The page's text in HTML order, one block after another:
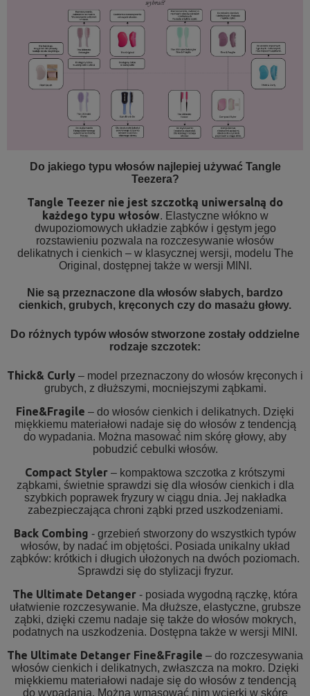
Do jakiego typu włosów najlepiej używać Tangle
Teezera?
Tangle Teezer nie jest szczotką uniwersalną do
każdego typu włosów. Elastyczne włókno w
dwupoziomowych układzie ząbków i gęstym jego
rozstawieniu pozwala na rozczesywanie włosów
delikatnych i cienkich – w klasycznej wersji, modelu The
Original, dostępnej także w wersji MINI.
Nie są przeznaczone dla włosów słabych, bardzo
cienkich, grubych, kręconych czy do masażu głowy.
Do różnych typów włosów stworzone zostały oddzielne
rodzaje szczotek:
Thick& Curly – model przeznaczony do włosów kręconych i
grubych, z dłuższymi, mocniejszymi ząbkami.
Fine&Fragile – do włosów cienkich i delikatnych. Dzięki
miękkiemu materiałowi nadaje się do włosów z tendencją
do wypadania. Można masować nim skórę głowy, aby
pobudzić cebulki włosów.
Compact Styler – kompaktowa szczotka z krótszymi
ząbkami, świetnie sprawdzi się dla włosów cienkich i dla
szybkich poprawek fryzury w ciągu dnia. Jej nakładka
zabezpieczająca chroni ząbki przed uszkodzeniami.
Back Combing - grzebień stworzony do wszystkich typów
włosów, by nadać im objętości. Posiada unikalny układ
ząbków: krótkich i długich ułożonych na dwóch poziomach.
Sprawdzi się do stylizacji fryzur.
The Ultimate Detanger - posiada wygodną rączkę, która
ułatwienie rozczesywanie. Ma dłuższe, elastyczne, grubsze
ząbki, dzięki czemu nadaje się także do włosów mokrych,
podatnych na uszkodzenia. Dostępna także w wersji MINI.
The Ultimate Detanger Fine&Fragile – do rozczesywania
włosów cienkich i delikatnych, zwłaszcza na mokro. Dzięki
miękkiemu materiałowi nadaje się do włosów z tendencją
do wypadania. Można wmasować nim wcierki w skórę